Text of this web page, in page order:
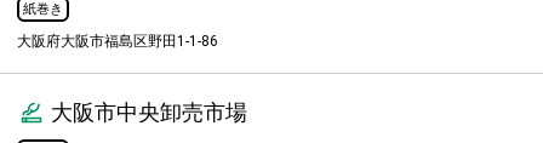
紙巻き
大阪府大阪市福島区野田1-1-86
大阪市中央卸売市場